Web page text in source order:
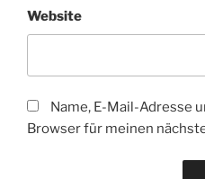
Website
Name, E-Mail-Adresse
Browser für meinen